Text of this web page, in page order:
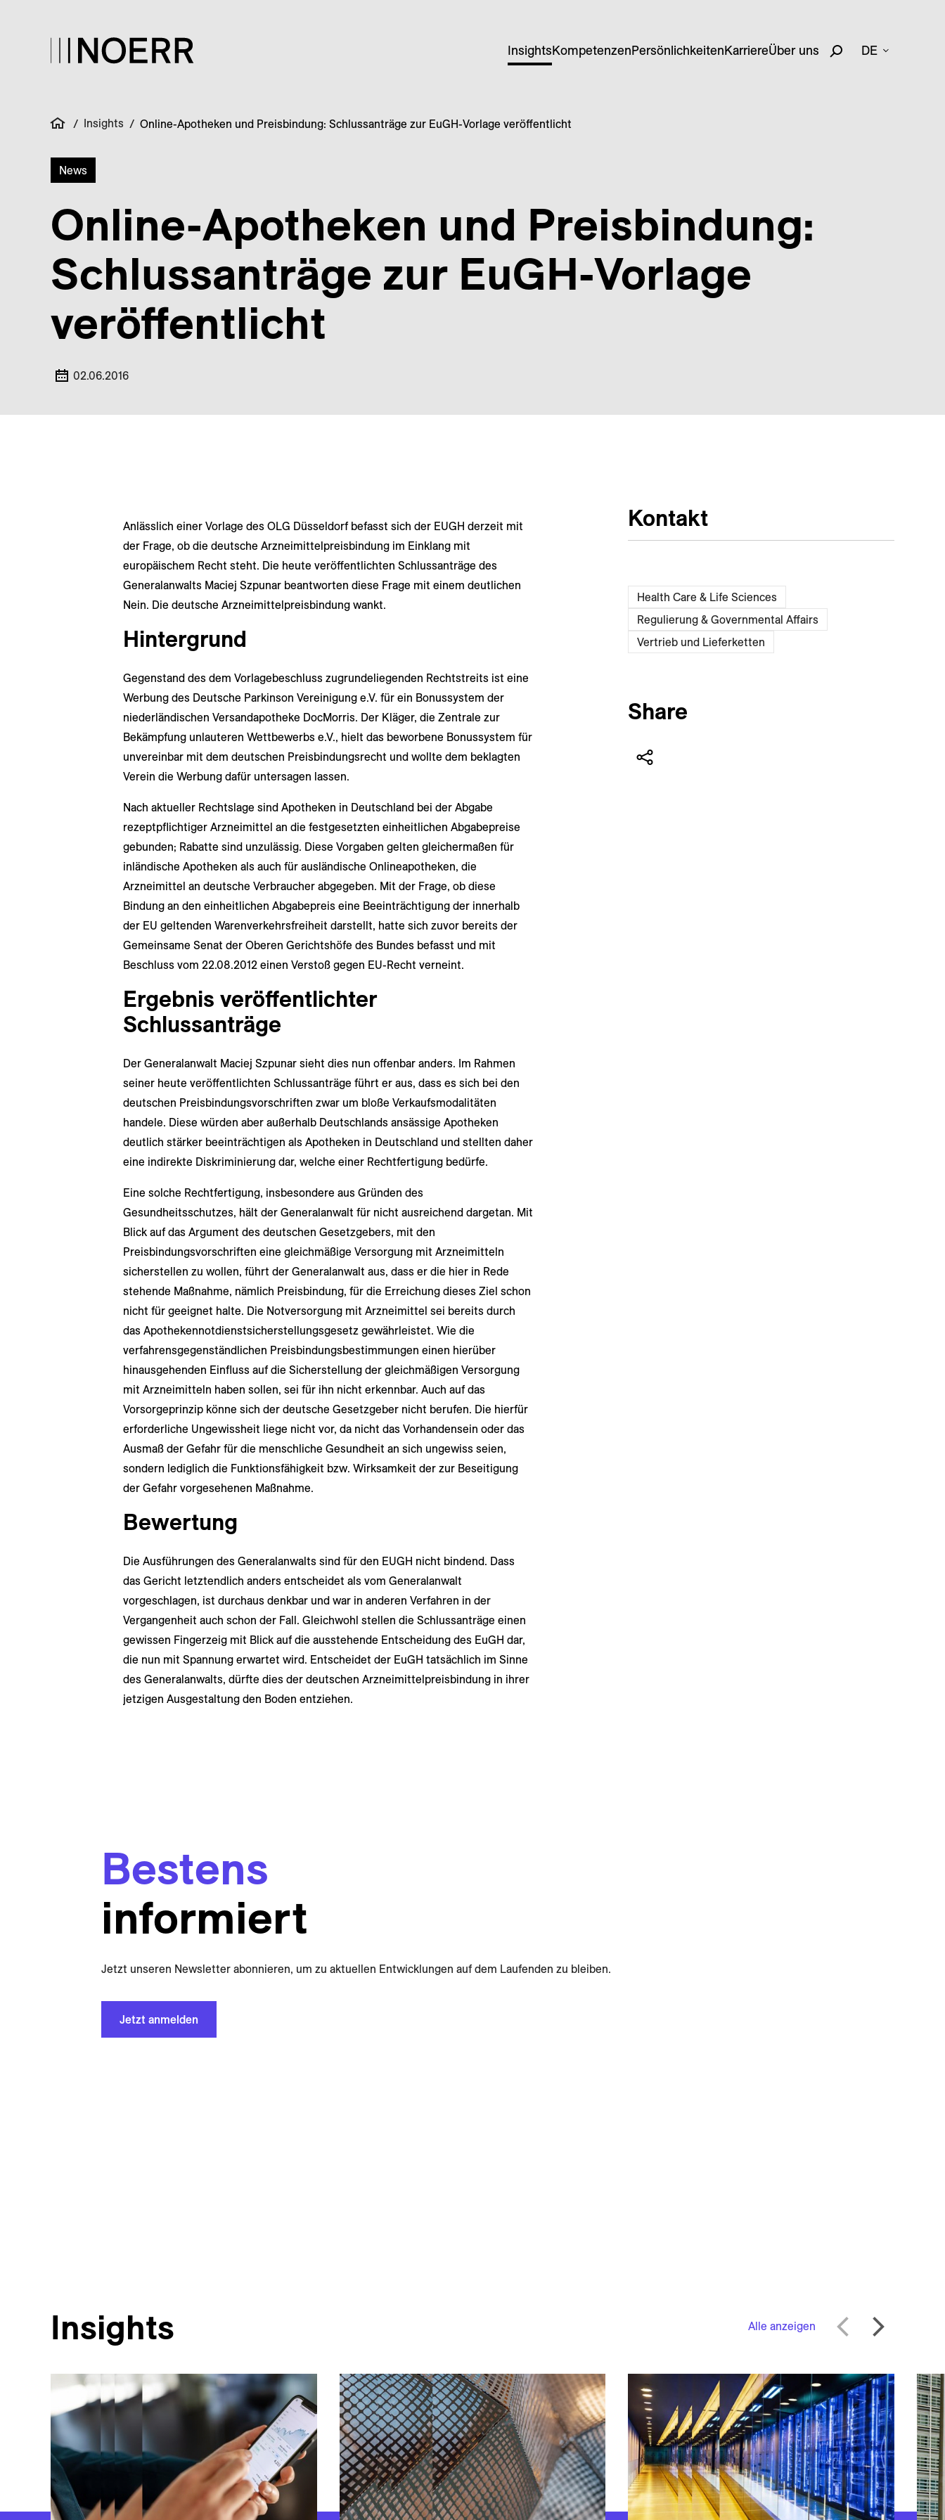
InsightsKompetenzenPersönlichkeitenKarriereÜber uns DE
/ Insights / Online-Apotheken und Preisbindung: Schlussanträge zur EuGH-Vorlage veröffentlicht
News
Online-Apotheken und Preisbindung:
Schlussanträge zur EuGH-Vorlage
veröffentlicht
02.06.2016
Anlässlich einer Vorlage des OLG Düsseldorf befasst sich der EUGH derzeit mit
der Frage, ob die deutsche Arzneimittelpreisbindung im Einklang mit
europäischem Recht steht. Die heute veröffentlichten Schlussanträge des
Generalanwalts Maciej Szpunar beantworten diese Frage mit einem deutlichen
Nein. Die deutsche Arzneimittelpreisbindung wankt.
Hintergrund
Gegenstand des dem Vorlagebeschluss zugrundeliegenden Rechtstreits ist eine
Werbung des Deutsche Parkinson Vereinigung e.V. für ein Bonussystem der
niederländischen Versandapotheke DocMorris. Der Kläger, die Zentrale zur
Bekämpfung unlauteren Wettbewerbs e.V., hielt das beworbene Bonussystem für
unvereinbar mit dem deutschen Preisbindungsrecht und wollte dem beklagten
Verein die Werbung dafür untersagen lassen.
Nach aktueller Rechtslage sind Apotheken in Deutschland bei der Abgabe
rezeptpflichtiger Arzneimittel an die festgesetzten einheitlichen Abgabepreise
gebunden; Rabatte sind unzulässig. Diese Vorgaben gelten gleichermaßen für
inländische Apotheken als auch für ausländische Onlineapotheken, die
Arzneimittel an deutsche Verbraucher abgegeben. Mit der Frage, ob diese
Bindung an den einheitlichen Abgabepreis eine Beeinträchtigung der innerhalb
der EU geltenden Warenverkehrsfreiheit darstellt, hatte sich zuvor bereits der
Gemeinsame Senat der Oberen Gerichtshöfe des Bundes befasst und mit
Beschluss vom 22.08.2012 einen Verstoß gegen EU-Recht verneint.
Ergebnis veröffentlichter
Schlussanträge
Der Generalanwalt Maciej Szpunar sieht dies nun offenbar anders. Im Rahmen
seiner heute veröffentlichten Schlussanträge führt er aus, dass es sich bei den
deutschen Preisbindungsvorschriften zwar um bloße Verkaufsmodalitäten
handele. Diese würden aber außerhalb Deutschlands ansässige Apotheken
deutlich stärker beeinträchtigen als Apotheken in Deutschland und stellten daher
eine indirekte Diskriminierung dar, welche einer Rechtfertigung bedürfe.
Eine solche Rechtfertigung, insbesondere aus Gründen des
Gesundheitsschutzes, hält der Generalanwalt für nicht ausreichend dargetan. Mit
Blick auf das Argument des deutschen Gesetzgebers, mit den
Preisbindungsvorschriften eine gleichmäßige Versorgung mit Arzneimitteln
sicherstellen zu wollen, führt der Generalanwalt aus, dass er die hier in Rede
stehende Maßnahme, nämlich Preisbindung, für die Erreichung dieses Ziel schon
nicht für geeignet halte. Die Notversorgung mit Arzneimittel sei bereits durch
das Apothekennotdienstsicherstellungsgesetz gewährleistet. Wie die
verfahrensgegenständlichen Preisbindungsbestimmungen einen hierüber
hinausgehenden Einfluss auf die Sicherstellung der gleichmäßigen Versorgung
mit Arzneimitteln haben sollen, sei für ihn nicht erkennbar. Auch auf das
Vorsorgeprinzip könne sich der deutsche Gesetzgeber nicht berufen. Die hierfür
erforderliche Ungewissheit liege nicht vor, da nicht das Vorhandensein oder das
Ausmaß der Gefahr für die menschliche Gesundheit an sich ungewiss seien,
sondern lediglich die Funktionsfähigkeit bzw. Wirksamkeit der zur Beseitigung
der Gefahr vorgesehenen Maßnahme.
Bewertung
Die Ausführungen des Generalanwalts sind für den EUGH nicht bindend. Dass
das Gericht letztendlich anders entscheidet als vom Generalanwalt
vorgeschlagen, ist durchaus denkbar und war in anderen Verfahren in der
Vergangenheit auch schon der Fall. Gleichwohl stellen die Schlussanträge einen
gewissen Fingerzeig mit Blick auf die ausstehende Entscheidung des EuGH dar,
die nun mit Spannung erwartet wird. Entscheidet der EuGH tatsächlich im Sinne
des Generalanwalts, dürfte dies der deutschen Arzneimittelpreisbindung in ihrer
jetzigen Ausgestaltung den Boden entziehen.
Kontakt
Health Care & Life Sciences
Regulierung & Governmental Affairs
Vertrieb und Lieferketten
Share
Bestens
informiert
Jetzt unseren Newsletter abonnieren, um zu aktuellen Entwicklungen auf dem Laufenden zu bleiben.
Jetzt anmelden
Alle anzeigen
Insights